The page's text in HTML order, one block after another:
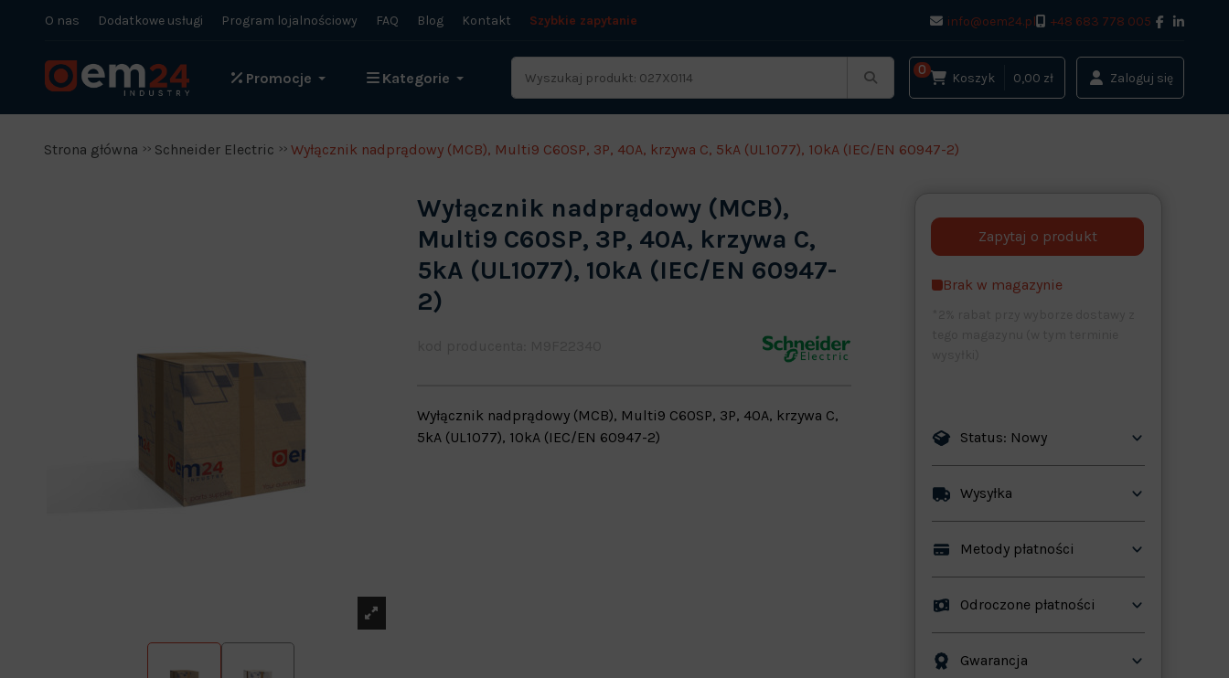
O nas Dodatkowe usługi Program lojalnościowy FAQ Blog Kontakt Szybkie zapytanie info@oem24.pl +48 683 778 005
Promocje Kategorie 0
Koszyk 0,00 zł Zaloguj się
Strona główna Schneider Electric Wyłącznik nadprądowy (MCB), Multi9 C60SP, 3P, 40A, krzywa C, 5kA (UL1077), 10kA (IEC/EN 60947-2)
Wyłącznik nadprądowy (MCB),
Multi9 C60SP, 3P, 40A, krzywa C,
5kA (UL1077), 10kA (IEC/EN 60947-
2)
Wyłącznik nadprądowy (MCB), Multi9 C60SP, 3P, 40A, krzywa C,
5kA (UL1077), 10kA (IEC/EN 60947-2)
Brak w magazynie
Status: Nowy
Wysyłka
Metody płatności
Odroczone płatności
Gwarancja